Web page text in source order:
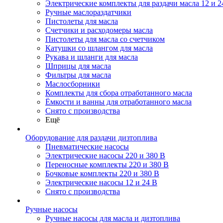
Электрические комплекты для раздачи масла 12 и
Ручные маслораздатчики
Пистолеты для масла
Счетчики и расходомеры масла
Пистолеты для масла со счетчиком
Катушки со шлангом для масла
Рукава и шланги для масла
Шприцы для масла
Фильтры для масла
Маслосборники
Комплекты для сбора отработанного масла
Ёмкости и ванны для отработанного масла
Снято с производства
Ещё
Оборудование для раздачи дизтоплива
Пневматические насосы
Электрические насосы 220 и 380 В
Переносные комплекты 220 и 380 В
Бочковые комплекты 220 и 380 В
Электрические насосы 12 и 24 В
Снято с производства
Ручные насосы
Ручные насосы для масла и дизтоплива